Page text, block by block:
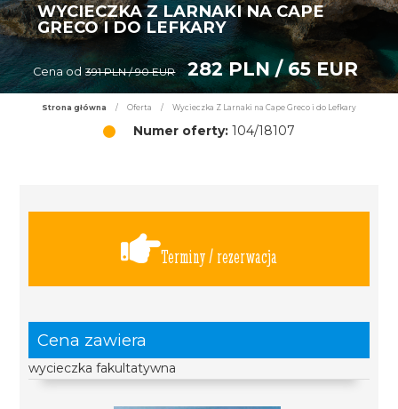
WYCIECZKA Z LARNAKI NA CAPE
GRECO I DO LEFKARY
Cena od 391 PLN / 90 EUR 282 PLN / 65 EUR
Strona główna / Oferta / Wycieczka Z Larnaki na Cape Greco i do Lefkary
Numer oferty: 104/18107
Terminy / rezerwacja
Cena zawiera
wycieczka fakultatywna